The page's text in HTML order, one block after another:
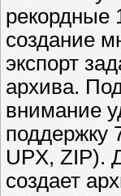
рекордные
создание
экспорт
архива.
внимание
поддержку
UPX, ZIP).
создает